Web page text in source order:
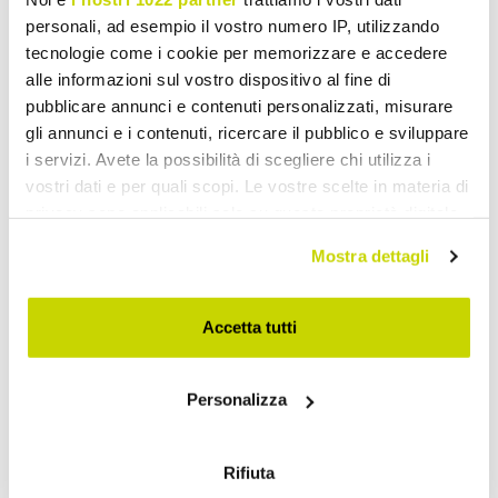
personali, ad esempio il vostro numero IP, utilizzando
tecnologie come i cookie per memorizzare e accedere
alle informazioni sul vostro dispositivo al fine di
pubblicare annunci e contenuti personalizzati, misurare
gli annunci e i contenuti, ricercare il pubblico e sviluppare
i servizi. Avete la possibilità di scegliere chi utilizza i
vostri dati e per quali scopi. Le vostre scelte in materia di
modificare o revocare il proprio consenso in qualsiasi
momento dalla Dichiarazione sui cookie o facendo clic
sull'icona di attivazione della privacy.
raccogliere informazioni sulla tua posizione
Identificare il tuo dispositivo, scansionandolo
Mostra dettagli
Accetta tutti
Personalizza
Rifiuta
Erioli
$ 20.110,60 $ 25.138,25
- 20%
colores Made in Italy -
Aulente
$ 22.358,10 $ 27.947,63
- 20%
VIADURINI BATHROOM
Lavabo de baño